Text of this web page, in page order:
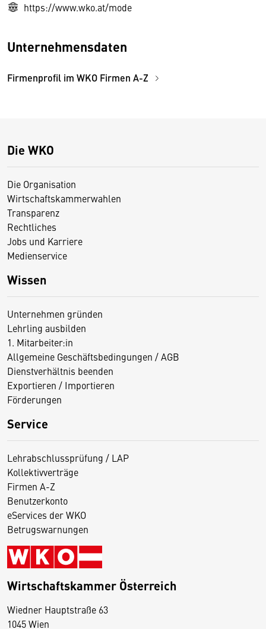
https://www.wko.at/mode
Unternehmensdaten
Firmenprofil im WKO Firmen A-Z
Die WKO
Die Organisation
Wirtschaftskammerwahlen
Transparenz
Rechtliches
Jobs und Karriere
Medienservice
Wissen
Unternehmen gründen
Lehrling ausbilden
1. Mitarbeiter:in
Allgemeine Geschäftsbedingungen / AGB
Dienstverhältnis beenden
Exportieren / Importieren
Förderungen
Service
Lehrabschlussprüfung / LAP
Kollektivverträge
Firmen A-Z
Benutzerkonto
eServices der WKO
Betrugswarnungen
Wirtschaftskammer Österreich
Wiedner Hauptstraße 63
1045 Wien
D